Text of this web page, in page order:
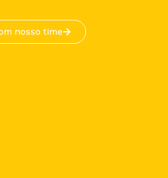
nosso time